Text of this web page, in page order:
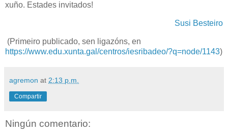
xuño. Estades invitados!
Susi Besteiro
(Primeiro publicado, sen ligazóns, en
https://www.edu.xunta.gal/centros/iesribadeo/?q=node/1143)
agremon at 2:13 p.m.
Compartir
Ningún comentario: